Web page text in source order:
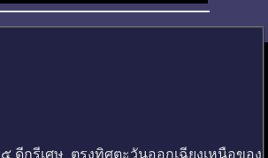
กรีเศษ ตรงทิศตะวันออกเฉียงเหนือของ